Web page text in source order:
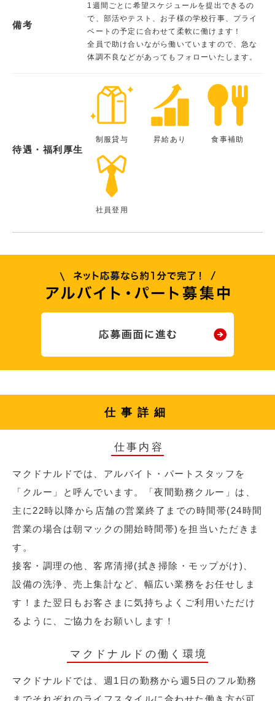
備考
1週間ごとに希望スケジュールを提出できるの
で、部活やテスト、お子様の学校行事、プライ
ベートの予定に合わせて柔軟に働けます！
全員で助け合いながら働いていますので、急な
体調不良などがあってもフォローいたします。
待遇・福利厚生
制服貸与 昇給あり 食事補助
社員登用
仕事詳細
仕事内容
マクドナルドでは、アルバイト・パートスタッフを
「クルー」と呼んでいます。「夜間勤務クルー」は、
主に22時以降から店舗の営業終了までの時間帯(24時間
営業の場合は朝マックの開始時間帯)を担当いただきま
す。
接客・調理の他、客席清掃(拭き掃除・モップがけ)、
設備の洗浄、売上集計など、幅広い業務をお任せしま
す！また翌日もお客さまに気持ちよくご利用いただけ
るように、ご協力をお願いします！
マクドナルドの働く環境
マクドナルドでは、週1日の勤務から週5日のフル勤務